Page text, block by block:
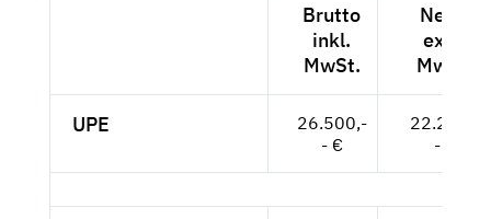
Brutto
inkl.
MwSt.
Netto
exkl.
MwSt.
UPE
26.500,-
- €
22.269,-
- €